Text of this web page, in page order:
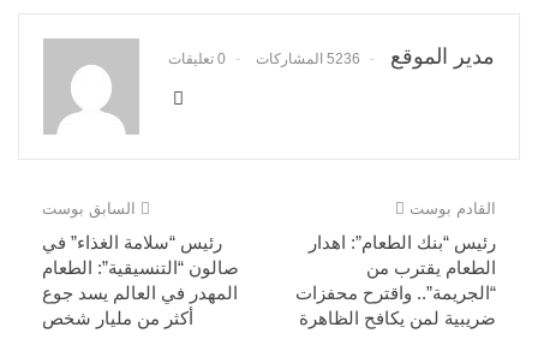
مدير الموقع 5236 المشاركات 0 تعليقات
السابق بوست
رئيس “سلامة الغذاء” في
صالون “التنسيقية”: الطعام
المهدر في العالم يسد جوع
أكثر من مليار شخص
القادم بوست
رئيس “بنك الطعام”: اهدار
الطعام يقترب من
“الجريمة”.. واقترح محفزات
ضريبية لمن يكافح الظاهرة